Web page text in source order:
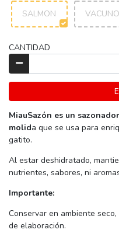
SALMON VACUNO
CANTIDAD
MiauSazón es un
molida que se usa para
gatito.
Al estar deshidratado,
nutrientes, sabores, ni
Importante:
Conservar en ambiente
de elaboración.